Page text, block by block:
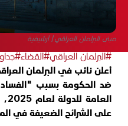
مبنى البرلمان العراقي/ أرشيفية
#البرلمان العراقي#القضاء
أعلن نائب في البرلمان
ضد الحكومة بسبب "الفساد"
على الشرائح الضعيفة في